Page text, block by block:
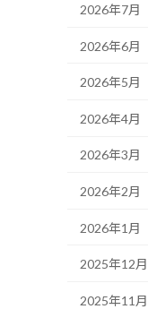
2026年7月
2026年6月
2026年5月
2026年4月
2026年3月
2026年2月
2026年1月
2025年12月
2025年11月